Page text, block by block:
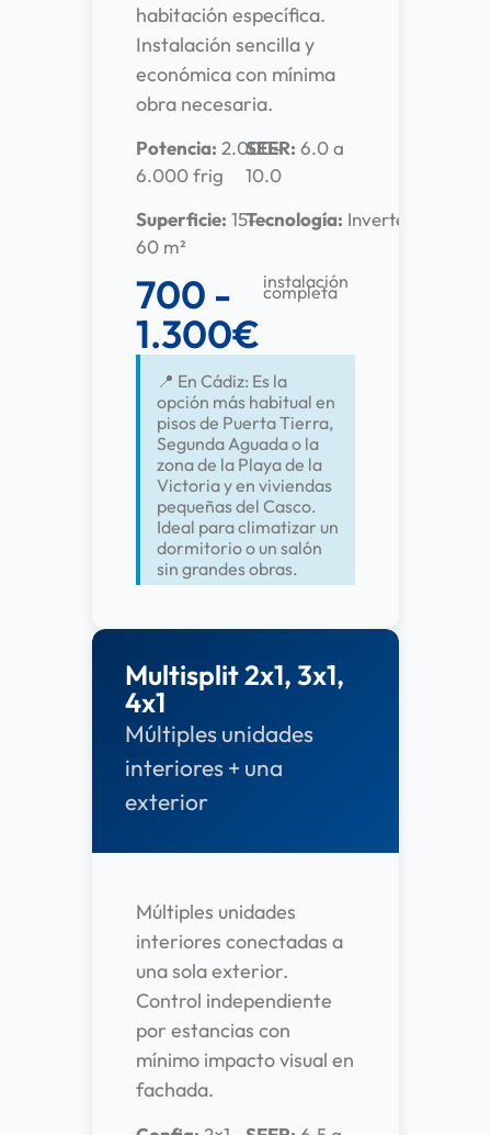
habitación específica.
Instalación sencilla y
económica con mínima
obra necesaria.
Potencia: 2.000-
6.000 frig
Superficie: 15-
60 m²
SEER: 6.0 a
10.0
Tecnología: Inverter
700 -
1.300€
instalación
completa
📍 En Cádiz: Es la
opción más habitual en
pisos de Puerta Tierra,
Segunda Aguada o la
zona de la Playa de la
Victoria y en viviendas
pequeñas del Casco.
Ideal para climatizar un
dormitorio o un salón
sin grandes obras.
Multisplit 2x1, 3x1,
4x1
Múltiples unidades
interiores + una
exterior
Múltiples unidades
interiores conectadas a
una sola exterior.
Control independiente
por estancias con
mínimo impacto visual en
fachada.